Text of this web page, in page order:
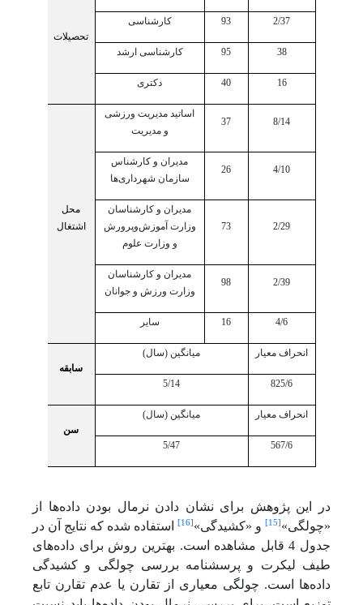
تحصیلات
2/37
93 کارشناسی
38
95 کارشناسی ارشد
16
40 دکتری
8/14
37
اساتید مدیریت ورزشی
و مدیریت
محل
اشتغال
4/10
26
مدیران و کارشناس
سازمان شهرداری‌ها
2/29
73
مدیران و کارشناسان
وزارت آموزش‌وپرورش
و وزارت علوم
2/39
98
مدیران و کارشناسان
وزارت ورزش و جوانان
4/6
16 سایر
انحراف معیار
میانگین (سال)
سابقه
825/6
5/14
انحراف معیار
میانگین (سال)
سن
567/6
5/47
در این پژوهش برای نشان دادن نرمال بودن داده‌ها از
«چولگی» [15] و «کشیدگی» [16]
استفاده شده که نتایج آن در
جدول 4 قابل مشاهده است. بهترین روش برای داده‌های
طیف لیکرت و پرسش­نامه بررسی چولگی و کشیدگی
داده‌ها است. چولگی معیاری از تقارن یا عدم تقارن تابع